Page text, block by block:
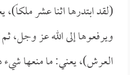
(لقد ابتدرها اثنا عشر
ويرفعوها إلى الله عز وجل،
العرش)، يعني: ما منعها